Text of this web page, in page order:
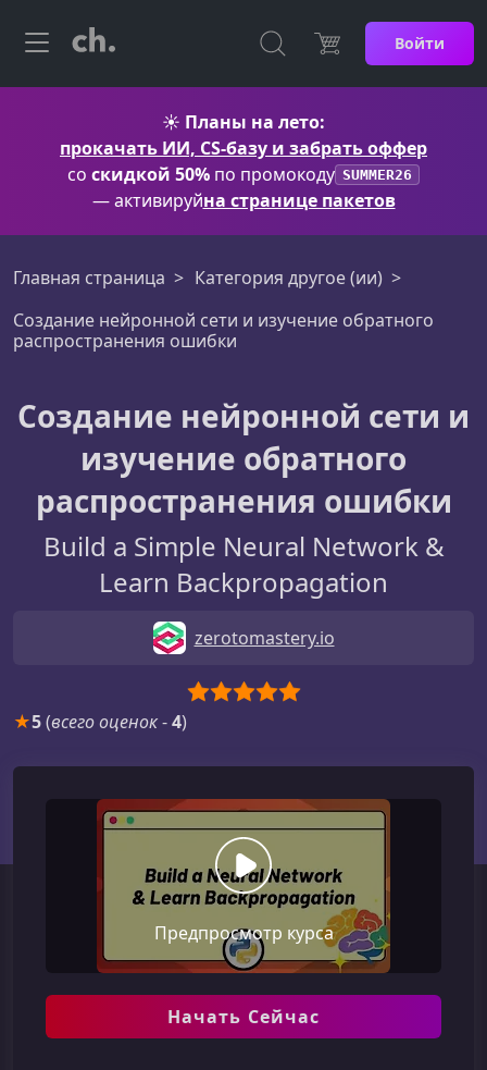
Войти
☀️ Планы на лето:
прокачать ИИ, CS-базу и забрать оффер
со скидкой 50% по промокоду SUMMER26
— активируйна странице пакетов
Главная страница
Категория другое (ии)
Создание нейронной сети и изучение обратного
распространения ошибки
Создание нейронной сети и
изучение обратного
распространения ошибки
Build a Simple Neural Network &
Learn Backpropagation
zerotomastery.io
★5(всего оценок-4)
Предпросмотр курса
Начать Сейчас